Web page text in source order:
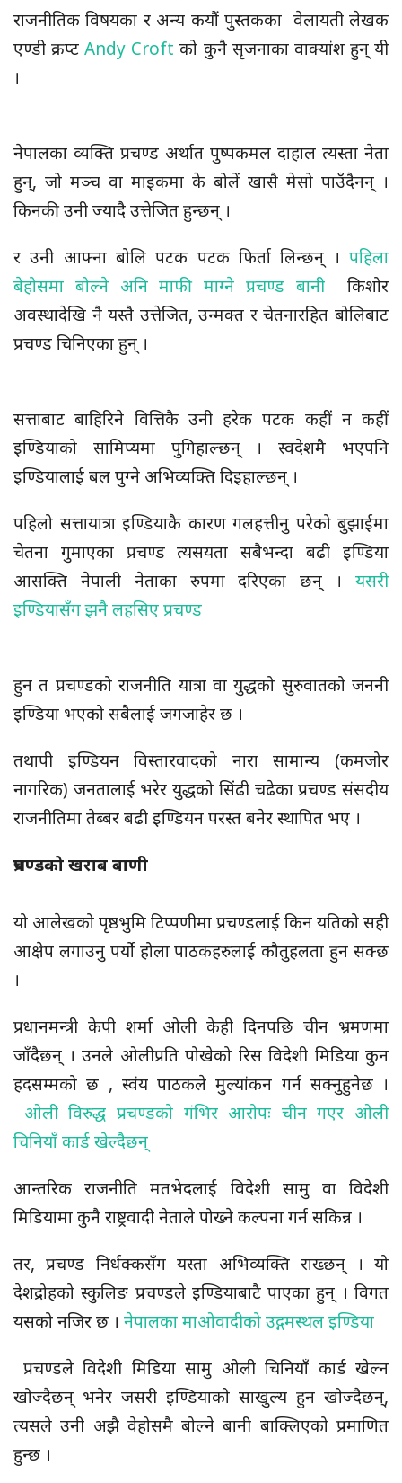
राजनीतिक विषयका र अन्य कयौं पुस्तकका वेलायती लेखक
एण्डी क्रप्टAndy Croft को कुनै सृजनाका वाक्यांश हुन् यी
।
नेपालका व्यक्ति प्रचण्ड अर्थात पुष्पकमल दाहाल त्यस्ता नेता
हुन्, जो मञ्च वा माइकमा के बोलें खासै मेसो पाउँदैनन् ।
किनकी उनी ज्यादै उत्तेजित हुन्छन् ।
र उनी आफ्ना बोलि पटक पटक फिर्ता लिन्छन् । पहिला
बेहोसमा बोल्ने अनि माफी माग्ने प्रचण्ड बानीकिशोर
अवस्थादेखि नै यस्तै उत्तेजित, उन्मक्त र चेतनारहित बोलिबाट
प्रचण्ड चिनिएका हुन् ।
सत्ताबाट बाहिरिने वित्तिकै उनी हरेक पटक कहीं न कहीं
इण्डियाको सामिप्यमा पुगिहाल्छन् । स्वदेशमै भएपनि
इण्डियालाई बल पुग्ने अभिव्यक्ति दिइहाल्छन् ।
पहिलो सत्तायात्रा इण्डियाकै कारण गलहत्तीनु परेको बुझाईमा
चेतना गुमाएका प्रचण्ड त्यसयता सबैभन्दा बढी इण्डिया
आसक्ति नेपाली नेताका रुपमा दरिएका छन् । यसरी
इण्डियासँग झनै लहसिए प्रचण्ड
हुन त प्रचण्डको राजनीति यात्रा वा युद्धको सुरुवातको जननी
इण्डिया भएको सबैलाई जगजाहेर छ ।
तथापी इण्डियन विस्तारवादको नारा सामान्य (कमजोर
नागरिक) जनतालाई भरेर युद्धको सिंढी चढेका प्रचण्ड संसदीय
राजनीतिमा तेब्बर बढी इण्डियन परस्त बनेर स्थापित भए ।
प्रचण्डको खराब बाणी
यो आलेखको पृष्ठभुमि टिप्पणीमा प्रचण्डलाई किन यतिको सही
आक्षेप लगाउनु पर्यो होला पाठकहरुलाई कौतुहलता हुन सक्छ
।
प्रधानमन्त्री केपी शर्मा ओली केही दिनपछि चीन भ्रमणमा
जाँदैछन् । उनले ओलीप्रति पोखेको रिस विदेशी मिडिया कुन
हदसम्मको छ , स्वंय पाठकले मुल्यांकन गर्न सक्नुहुनेछ ।
ओली विरुद्ध प्रचण्डको गंभिर आरोपः चीन गएर ओली
चिनियाँ कार्ड खेल्दैछन्
आन्तरिक राजनीति मतभेदलाई विदेशी सामु वा विदेशी
मिडियामा कुनै राष्ट्रवादी नेताले पोख्ने कल्पना गर्न सकिन्न ।
तर, प्रचण्ड निर्धक्कसँग यस्ता अभिव्यक्ति राख्छन् । यो
देशद्रोहको स्कुलिङ प्रचण्डले इण्डियाबाटै पाएका हुन् । विगत
यसको नजिर छ । नेपालका माओवादीको उद्गमस्थल इण्डिया
प्रचण्डले विदेशी मिडिया सामु ओली चिनियाँ कार्ड खेल्न
खोज्दैछन् भनेर जसरी इण्डियाको साखुल्य हुन खोज्दैछन्,
त्यसले उनी अझै वेहोसमै बोल्ने बानी बाक्लिएको प्रमाणित
हुन्छ ।